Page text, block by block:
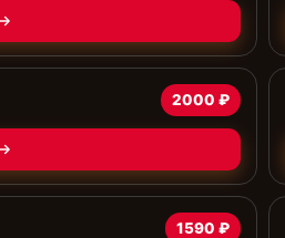
2000 ₽
1590 ₽